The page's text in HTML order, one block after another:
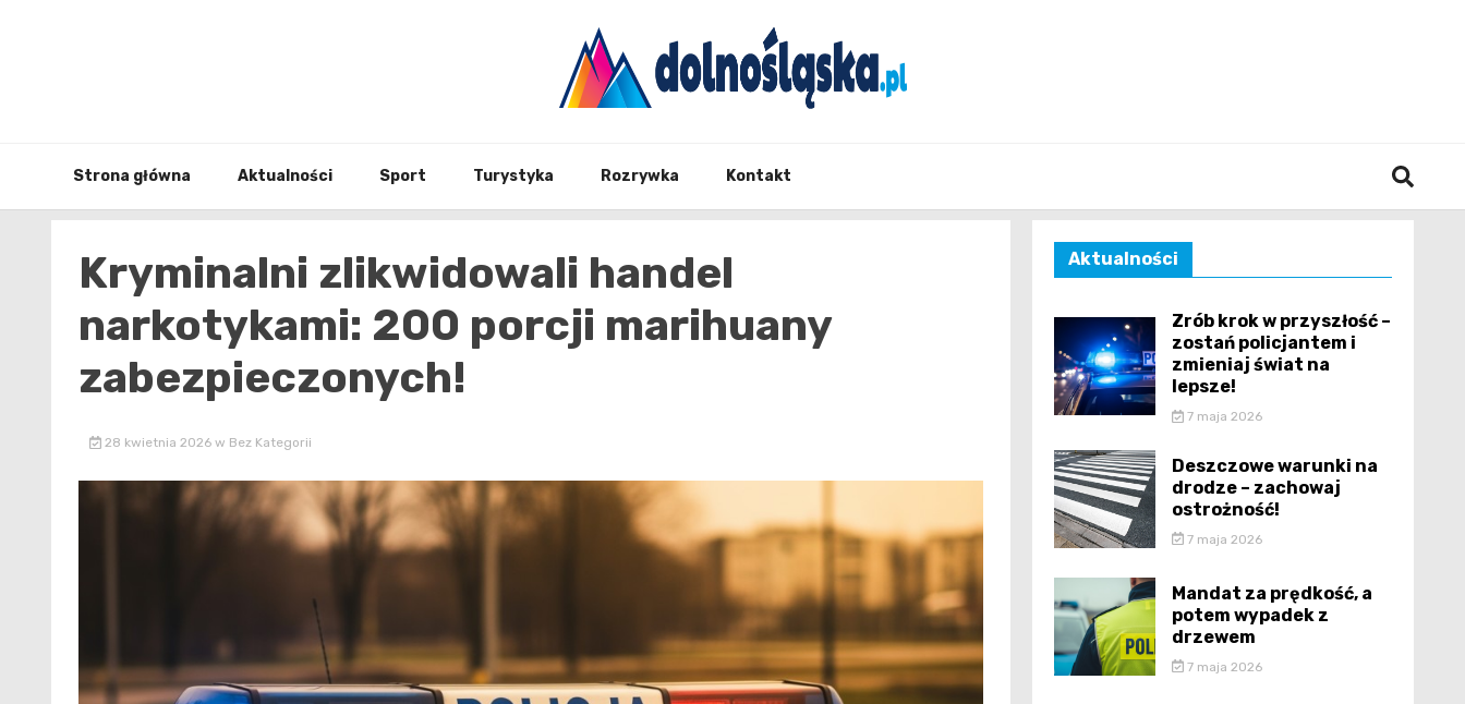
Strona główna Aktualności Sport Turystyka Rozrywka Kontakt
Kryminalni zlikwidowali handel
narkotykami: 200 porcji marihuany
zabezpieczonych!
28 kwietnia 2026 w Bez Kategorii
Aktualności
Zrób krok w przyszłość –
zostań policjantem i
zmieniaj świat na
lepsze!
7 maja 2026
Deszczowe warunki na
drodze – zachowaj
ostrożność!
7 maja 2026
Mandat za prędkość, a
potem wypadek z
drzewem
7 maja 2026